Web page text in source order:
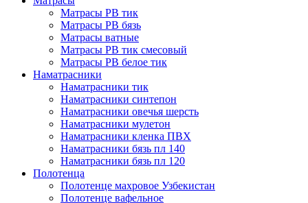
Матрасы РВ тик
Матрасы РВ бязь
Матрасы ватные
Матрасы РВ тик смесовый
Матрасы РВ белое тик
Наматрасники
Наматрасники тик
Наматрасники синтепон
Наматрасники овечья шерсть
Наматрасники мулетон
Наматрасники кленка ПВХ
Наматрасники бязь пл 140
Наматрасники бязь пл 120
Полотенца
Полотенце махровое Узбекистан
Полотенце вафельное